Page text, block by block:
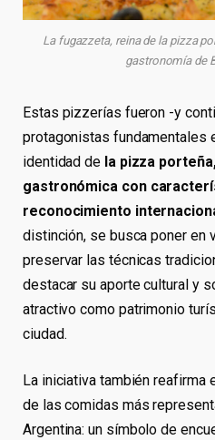
La fugazzeta, reina de la pizza
gastronomía de
Estas pizzerías fueron -y
protagonistas fundamentales
identidad de la pizza
gastronómica con
reconocimiento
distinción, se busca poner en
preservar las técnicas
destacar su aporte cultural y
atractivo como patrimonio
ciudad.
La iniciativa también reafirma
de las comidas más
Argentina: un símbolo de